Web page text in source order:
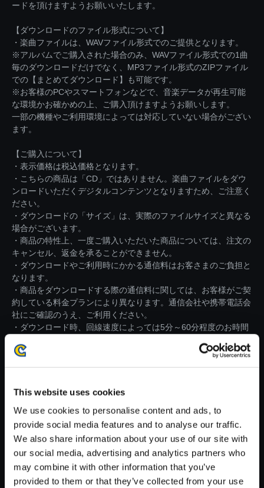
This website uses cookies
We use cookies to personalise content and ads, to
provide social media features and to analyse our traffic.
We also share information about your use of our site with
our social media, advertising and analytics partners who
may combine it with other information that you’ve
provided to them or that they’ve collected from your use
ードを頂けますようお願いいたします。
【ダウンロードのファイル形式について】
・楽曲ファイルは、WAVファイル形式でのご提供となります。
※アルバムでご購入された場合のみ、WAVファイル形式での1曲
毎のダウンロードだけでなく、MP3ファイル形式のZIPファイル
での【まとめてダウンロード】も可能です。
※お客様のPCやスマートフォンなどで、音楽データが再生可能
な環境かお確かめの上、ご購入頂けますようお願いします。
一部の機種やご利用環境によっては対応していない場合がござい
ます。
【ご購入について】
・表示価格は税込価格となります。
・こちらの商品は「CD」ではありません。楽曲ファイルをダウ
ンロードいただくデジタルコンテンツとなりますため、ご注意く
ださい。
・ダウンロードの「サイズ」は、実際のファイルサイズと異なる
場合がございます。
・商品の特性上、一度ご購入いただいた商品については、注文の
キャンセル、返金を承ることができません。
・ダウンロードやご利用時にかかる通信料はお客さまのご負担と
なります。
・商品をダウンロードする際の通信料に関しては、お客様がご契
約している料金プランにより異なります。通信会社や携帯電話会
社にご確認のうえ、ご利用ください。
・ダウンロード時、回線速度によっては5分～60分程度のお時間
※ご購入いただいたファイルのダウンロードの際には、通信環境
【単曲】ブレス オブ ファイア2
サウンドコレクション くじら ら
らら